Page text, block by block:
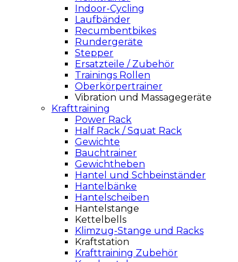
Indoor-Cycling
Laufbänder
Recumbentbikes
Rundergeräte
Stepper
Ersatzteile / Zubehör
Trainings Rollen
Oberkörpertrainer
Vibration und Massagegeräte
Krafttraining
Power Rack
Half Rack / Squat Rack
Gewichte
Bauchtrainer
Gewichtheben
Hantel und Schbeinständer
Hantelbänke
Hantelscheiben
Hantelstange
Kettelbells
Klimzug-Stange und Racks
Kraftstation
Krafttraining Zubehör